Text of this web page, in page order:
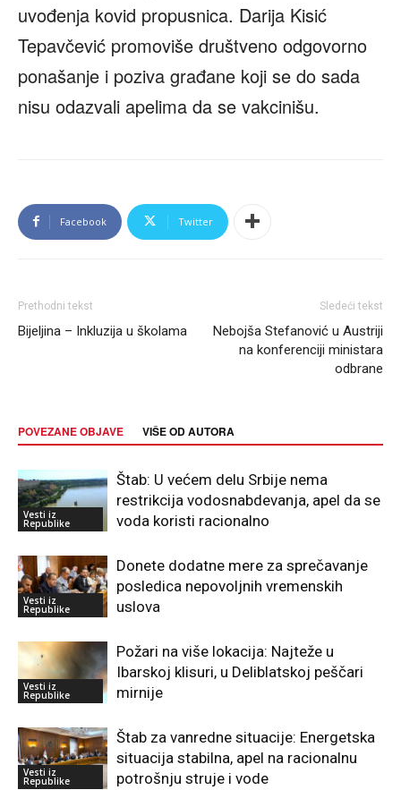
uvođenja kovid propusnica. Darija Kisić
Tepavčević promoviše društveno odgovorno
ponašanje i poziva građane koji se do sada
nisu odazvali apelima da se vakcinišu.
Facebook Twitter
Prethodni tekst
Bijeljina – Inkluzija u školama
Sledeći tekst
Nebojša Stefanović u Austriji
na konferenciji ministara
odbrane
POVEZANE OBJAVE VIŠE OD AUTORA
Vesti iz
Republike
Štab: U većem delu Srbije nema
restrikcija vodosnabdevanja, apel da se
voda koristi racionalno
Vesti iz
Republike
Donete dodatne mere za sprečavanje
posledica nepovoljnih vremenskih
uslova
Vesti iz
Republike
Požari na više lokacija: Najteže u
Ibarskoj klisuri, u Deliblatskoj peščari
mirnije
Vesti iz
Republike
Štab za vanredne situacije: Energetska
situacija stabilna, apel na racionalnu
potrošnju struje i vode